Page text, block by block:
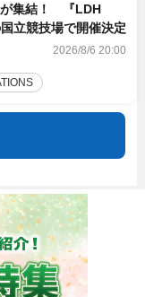
が集結！ 『LDH
立競技場で開催決定
2026/8/6 20:00